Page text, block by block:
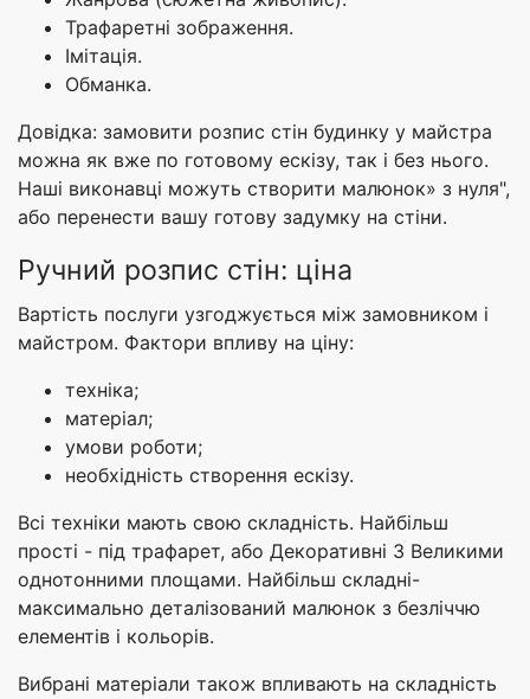
Трафаретні зображення.
Імітація.
Обманка.
Довідка: замовити розпис стін будинку у майстра
можна як вже по готовому ескізу, так і без нього.
Наші виконавці можуть створити малюнок» з нуля",
або перенести вашу готову задумку на стіни.
Ручний розпис стін: ціна
Вартість послуги узгоджується між замовником і
майстром. Фактори впливу на ціну:
техніка;
матеріал;
умови роботи;
необхідність створення ескізу.
Всі техніки мають свою складність. Найбільш
прості - під трафарет, або Декоративні З Великими
однотонними площами. Найбільш складні-
максимально деталізований малюнок з безліччю
елементів і кольорів.
Вибрані матеріали також впливають на складність